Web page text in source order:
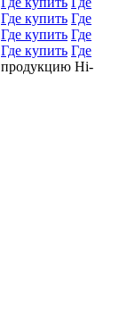
Где купить Где
Где купить Где
Где купить Где
продукцию Hi-